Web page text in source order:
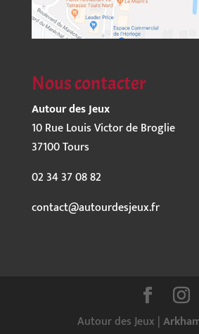
Nous contacter
Autour des Jeux
10 Rue Louis Victor de Broglie
37100 Tours
02 34 37 08 82
contact@autourdesjeux.fr
Autour des Jeux |